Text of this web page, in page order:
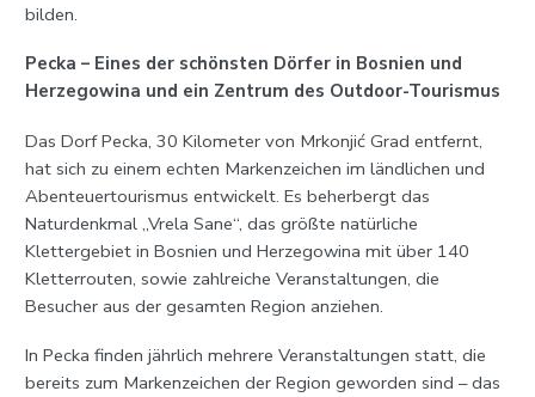
bilden.
Pecka – Eines der schönsten Dörfer in Bosnien und
Herzegowina und ein Zentrum des Outdoor-Tourismus
Das Dorf Pecka, 30 Kilometer von Mrkonjić Grad entfernt,
hat sich zu einem echten Markenzeichen im ländlichen und
Abenteuertourismus entwickelt. Es beherbergt das
Naturdenkmal „Vrela Sane“, das größte natürliche
Klettergebiet in Bosnien und Herzegowina mit über 140
Kletterrouten, sowie zahlreiche Veranstaltungen, die
Besucher aus der gesamten Region anziehen.
In Pecka finden jährlich mehrere Veranstaltungen statt, die
bereits zum Markenzeichen der Region geworden sind – das